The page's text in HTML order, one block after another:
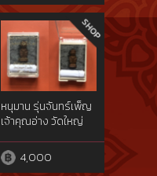
หนุมาน รุ่นจันทร์เพ็ญ
เจ้าคุณอ่าง วัดใหญ่
4,000